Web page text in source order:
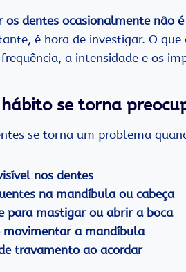
os dentes ocasionalmente não
é hora de investigar. O
a intensidade e os
se torna
se torna um problema
nos dentes
na mandíbula ou cabeça
para mastigar ou abrir a boca
movimentar a mandíbula
travamento ao acordar